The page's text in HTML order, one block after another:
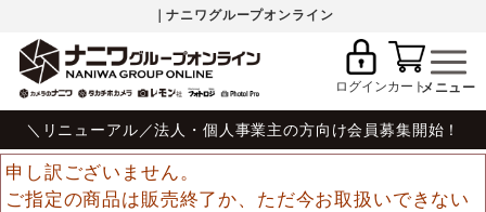
｜ナニワグループオンライン
ログインカート
＼リニューアル／法人・個人事業主の方向け会員募集開始！
申し訳ございません。
ご指定の商品は販売終了か、ただ今お取扱いできない